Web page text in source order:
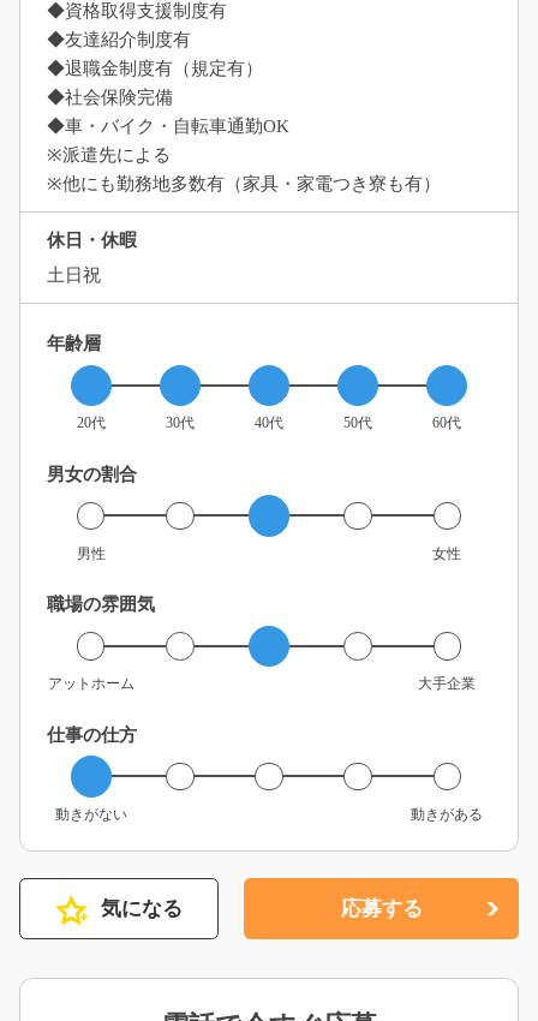
◆資格取得支援制度有
◆友達紹介制度有
◆退職金制度有（規定有）
◆社会保険完備
◆車・バイク・自転車通勤OK
※派遣先による
※他にも勤務地多数有（家具・家電つき寮も有）
休日・休暇
土日祝
年齢層
20代 30代 40代 50代 60代
男女の割合
男性 女性
職場の雰囲気
アットホーム 大手企業
仕事の仕方
動きがない 動きがある
気になる 応募する